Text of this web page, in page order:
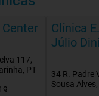
117,
PT
Clínica
Júlio
34 R. Padre
Sousa